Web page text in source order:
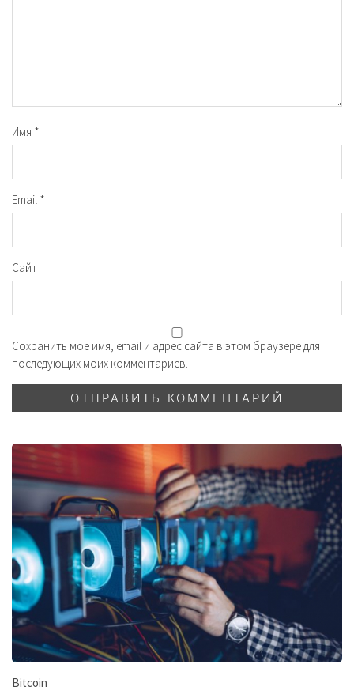
Имя *
Email *
Сайт
Сохранить моё имя, email и адрес сайта в этом браузере для
последующих моих комментариев.
Bitcoin